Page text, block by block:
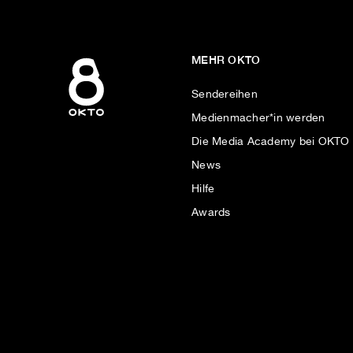
MEHR OKTO
Sendereihen
Medienmacher*in werden
Die Media Academy bei OKTO
News
Hilfe
Awards